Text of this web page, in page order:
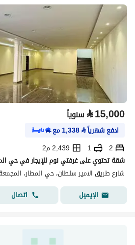
⃁15,000 سنوياً
ادفع شهرياً⃁
1,338مع
2
1
2,439 م2
شارع طريق الامير سلطان، حي المطار،
الإيميل
اتصال